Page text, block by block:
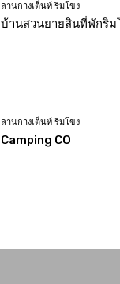
ลานกางเต็นท์ ริมโขง
บ้านสวนยายสินที่พักริ
ลานกางเต็นท์ ริมโขง
Camping CO